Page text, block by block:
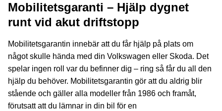
Mobilitetsgaranti – Hjälp dygnet
runt vid akut driftstopp
Mobilitetsgarantin innebär att du får hjälp på plats om
något skulle hända med din Volkswagen eller Skoda. Det
spelar ingen roll var du befinner dig – ring så får du all den
hjälp du behöver. Mobilitetsgarantin gör att du aldrig blir
stående och gäller alla modeller från 1986 och framåt,
förutsatt att du lämnar in din bil för en